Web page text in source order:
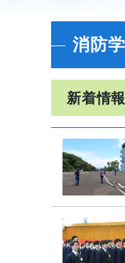
消防
新着情